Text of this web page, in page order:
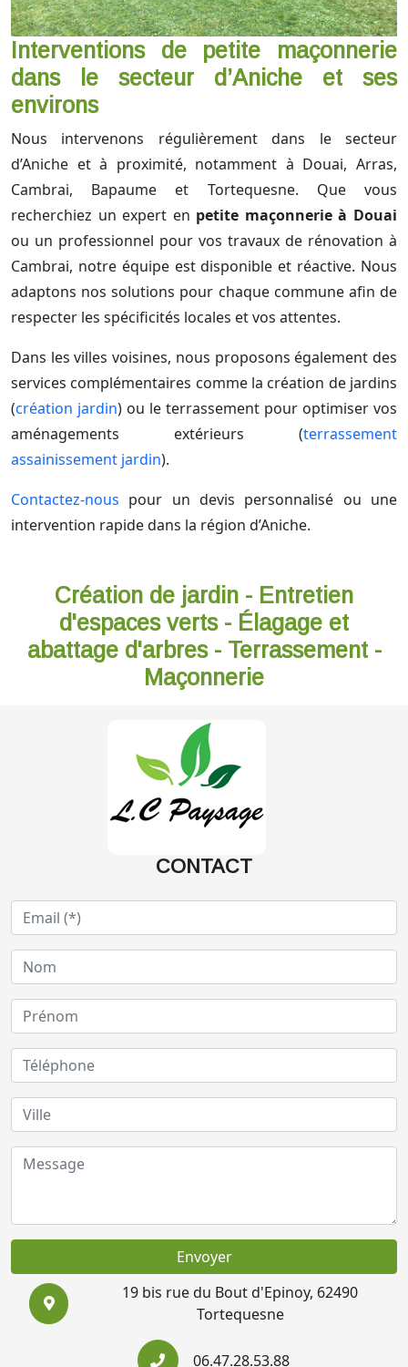
Interventions de petite maçonnerie
dans le secteur d’Aniche et ses
environs
Nous intervenons régulièrement dans le secteur
d’Aniche et à proximité, notamment à Douai, Arras,
Cambrai, Bapaume et Tortequesne. Que vous
recherchiez un expert en petite maçonnerie à Douai
ou un professionnel pour vos travaux de rénovation à
Cambrai, notre équipe est disponible et réactive. Nous
adaptons nos solutions pour chaque commune afin de
respecter les spécificités locales et vos attentes.
Dans les villes voisines, nous proposons également des
services complémentaires comme la création de jardins
(création jardin) ou le terrassement pour optimiser vos
aménagements extérieurs (terrassement
assainissement jardin).
Contactez-nous pour un devis personnalisé ou une
intervention rapide dans la région d’Aniche.
Création de jardin - Entretien
d'espaces verts - Élagage et
abattage d'arbres - Terrassement -
Maçonnerie
CONTACT
Envoyer
19 bis rue du Bout d'Epinoy, 62490
Tortequesne
06.47.28.53.88